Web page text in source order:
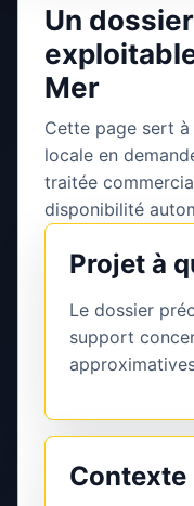
Un
Mer
Cette page sert
locale en
traitée
disponibilité
Projet à
Le dossier
support
Contexte